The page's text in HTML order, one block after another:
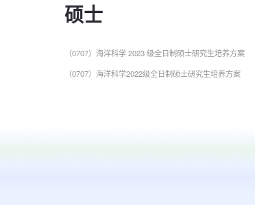
学生工作
硕士
（0707）海洋科学 2023 级全日制硕士研究生培养方案
（0707）海洋科学2022级全日制硕士研究生培养方案